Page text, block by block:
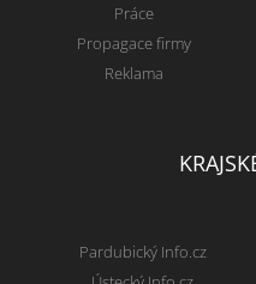
Práce
Propagace firmy
Reklama
Pardubický Info.cz